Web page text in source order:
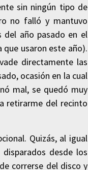
sin ningún tipo de
no falló y mantuvo
del año pasado en el
que usaron este año).
directamente las
ocasión en la cual
mal, se quedó muy
retirarme del recinto
Quizás, al igual
desde los
correrse del disco y